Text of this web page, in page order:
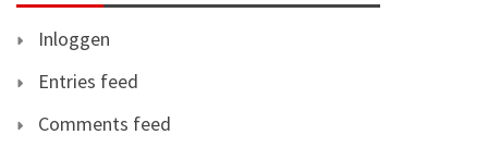
Inloggen
Entries feed
Comments feed